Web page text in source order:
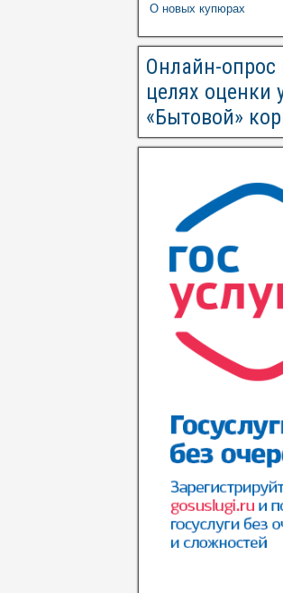
О новых купюрах
Онлайн-опрос
целях оценки
«Бытовой»